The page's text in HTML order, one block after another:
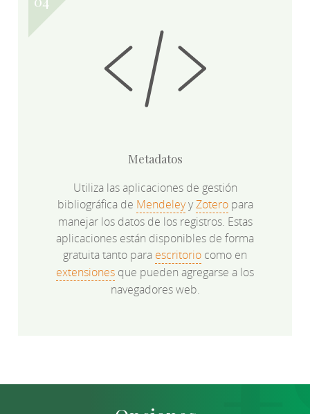
Metadatos
Utiliza las aplicaciones de gestión
bibliográfica de MendeleyyZoteropara
manejar los datos de los registros. Estas
aplicaciones están disponibles de forma
gratuita tanto para escritorio como en
extensiones que pueden agregarse a los
navegadores web.